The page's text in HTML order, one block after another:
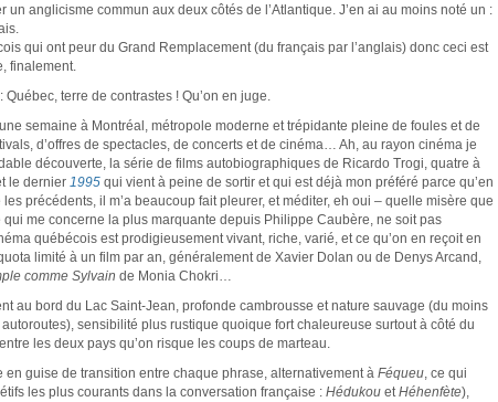
un anglicisme commun aux deux côtés de l’Atlantique. J’en ai au moins noté un :
qui ont peur du Grand Remplacement (du français par l’anglais) donc ceci est
finalement.
terre de contrastes ! Qu’on en juge.
semaine à Montréal, métropole moderne et trépidante pleine de foules et de
d’offres de spectacles, de concerts et de cinéma… Ah, au rayon cinéma je
découverte, la série de films autobiographiques de Ricardo Trogi, quatre à
le dernier 1995 qui vient à peine de sortir et qui est déjà mon préféré parce qu’en
précédents, il m’a beaucoup fait pleurer, et méditer, eh oui – quelle misère que
me concerne la plus marquante depuis Philippe Caubère, ne soit pas
québécois est prodigieusement vivant, riche, varié, et ce qu’on en reçoit en
limité à un film par an, généralement de Xavier Dolan ou de Denys Arcand,
comme Sylvain de Monia Chokri…
au bord du Lac Saint-Jean, profonde cambrousse et nature sauvage (du moins
autoroutes), sensibilité plus rustique quoique fort chaleureuse surtout à côté du
les deux pays qu’on risque les coups de marteau.
en guise de transition entre chaque phrase, alternativement à Féqueu, ce qui
les plus courants dans la conversation française : Hédukou etHéhenfète),